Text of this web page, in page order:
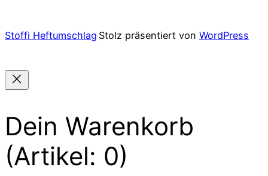
mehrere
Varianten
auf
der
Produktseite
gewählt
Stoffi Heftumschlag Stolz präsentiert von WordPress
Dein Warenkorb
(Artikel: 0)